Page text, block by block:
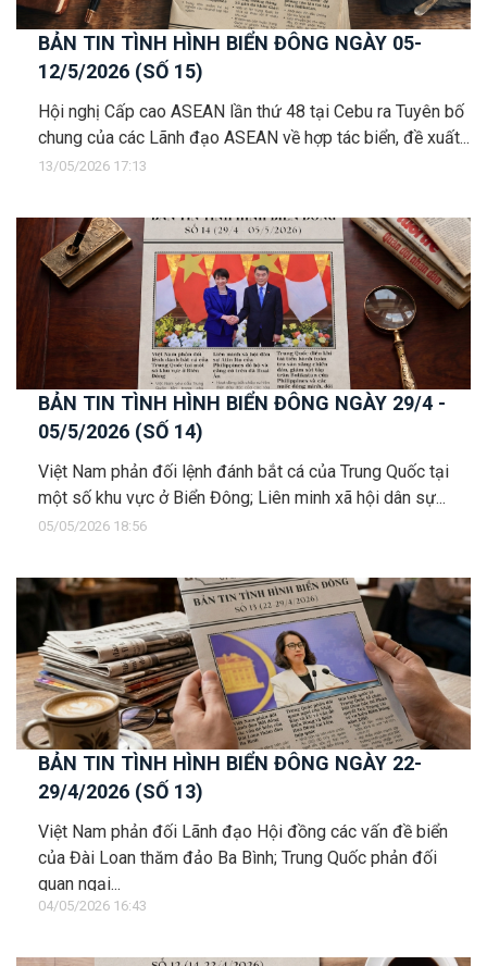
BẢN TIN TÌNH HÌNH BIỂN ĐÔNG NGÀY 05-
12/5/2026 (SỐ 15)
Hội nghị Cấp cao ASEAN lần thứ 48 tại Cebu ra Tuyên bố
chung của các Lãnh đạo ASEAN về hợp tác biển, đề xuất...
13/05/2026 17:13
BẢN TIN TÌNH HÌNH BIỂN ĐÔNG NGÀY 29/4 -
05/5/2026 (SỐ 14)
Việt Nam phản đối lệnh đánh bắt cá của Trung Quốc tại
một số khu vực ở Biển Đông; Liên minh xã hội dân sự...
05/05/2026 18:56
BẢN TIN TÌNH HÌNH BIỂN ĐÔNG NGÀY 22-
29/4/2026 (SỐ 13)
Việt Nam phản đối Lãnh đạo Hội đồng các vấn đề biển
của Đài Loan thăm đảo Ba Bình; Trung Quốc phản đối
quan ngại...
04/05/2026 16:43